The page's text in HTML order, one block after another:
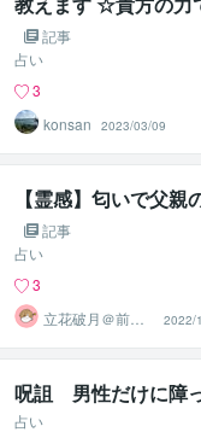
来する般若心経の深
記事
占い
3
konsan
2023/03/09
【霊感】匂いで父
記事
占い
3
立花破月＠前世
占い師
2022/
呪詛 男性だけに障
占い